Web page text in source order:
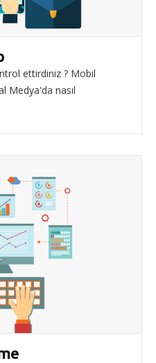
ettirdiniz ? Mobil
Medya'da nasıl